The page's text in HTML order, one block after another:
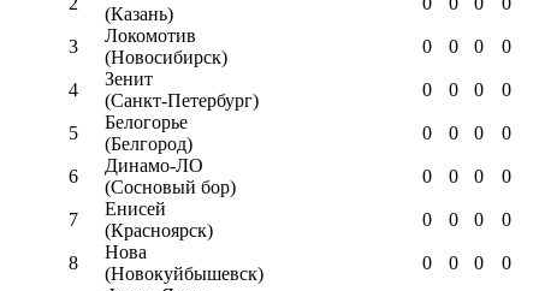
(Казань)
3
Локомотив
(Новосибирск)
0 0 0 0
4
Зенит
(Санкт-Петербург)
0 0 0 0
5
Белогорье
(Белгород)
0 0 0 0
6
Динамо-ЛО
(Сосновый бор)
0 0 0 0
7
Енисей
(Красноярск)
0 0 0 0
8
Нова
(Новокуйбышевск)
0 0 0 0